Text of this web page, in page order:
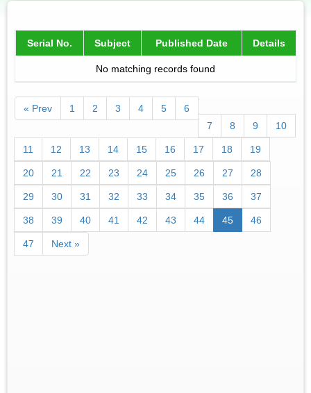
Serial No. Subject Published Date Details
No matching records found
« Prev 1 2 3 4 5
6
7
8 9 10
11 12 13 14 15 16 17 18 19
20 21 22 23 24 25 26 27 28
29 30 31 32 33 34 35 36 37
38 39 40 41 42 43 44 45 46
47 Next »